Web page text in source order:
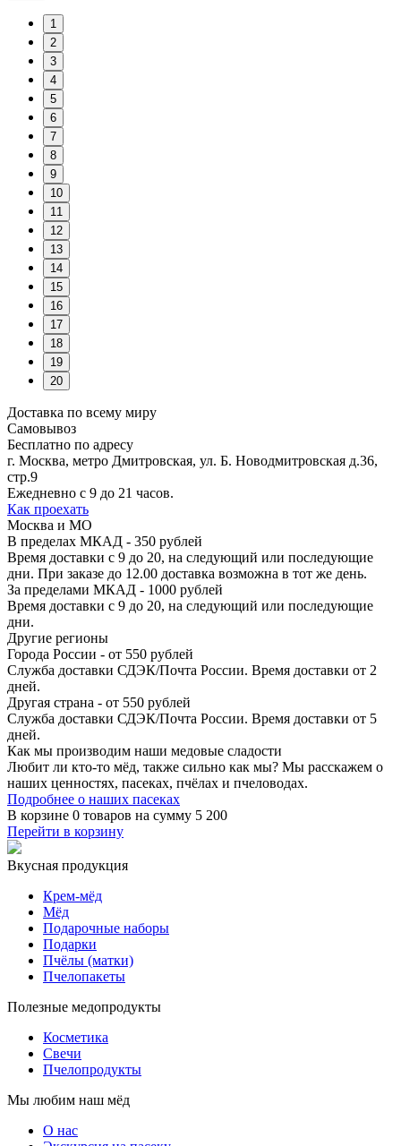
1
2
3
4
5
6
7
8
9
10
11
12
13
14
15
16
17
18
19
20
Доставка по всему миру
Самовывоз
Бесплатно по адресу
г. Москва, метро Дмитровская, ул. Б. Новодмитровская д.36,
стр.9
Ежедневно с 9 до 21 часов.
Как проехать
Москва и МО
В пределах МКАД - 350 рублей
Время доставки с 9 до 20, на следующий или последующие
дни. При заказе до 12.00 доставка возможна в тот же день.
За пределами МКАД - 1000 рублей
Время доставки с 9 до 20, на следующий или последующие
дни.
Другие регионы
Города России - от 550 рублей
Служба доставки СДЭК/Почта России. Время доставки от 2
дней.
Другая страна - от 550 рублей
Служба доставки СДЭК/Почта России. Время доставки от 5
дней.
Как мы производим наши медовые сладости
Любит ли кто-то мёд, также сильно как мы? Мы расскажем о
наших ценностях, пасеках, пчёлах и пчеловодах.
Подробнее о наших пасеках
В корзине 0 товаров на сумму 5 200
Перейти в корзину
Вкусная продукция
Крем-мёд
Мёд
Подарочные наборы
Подарки
Пчёлы (матки)
Пчелопакеты
Полезные медопродукты
Косметика
Свечи
Пчелопродукты
Мы любим наш мёд
О нас